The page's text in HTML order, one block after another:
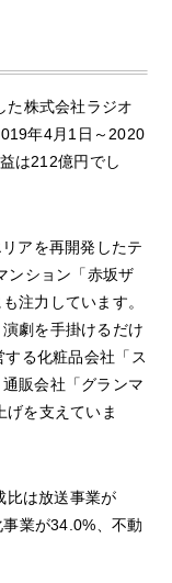
た株式会社ラジオ
年4月1日～2020
は212億円でし
アを再開発したテ
ンション「赤坂ザ
注力しています。
劇を手掛けるだけ
る化粧品会社「ス
販会社「グランマ
げを支えていま
比は放送事業が
業が34.0%、不動